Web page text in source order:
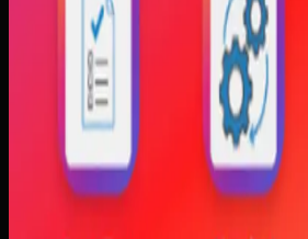
Baca studi kasus lengkap